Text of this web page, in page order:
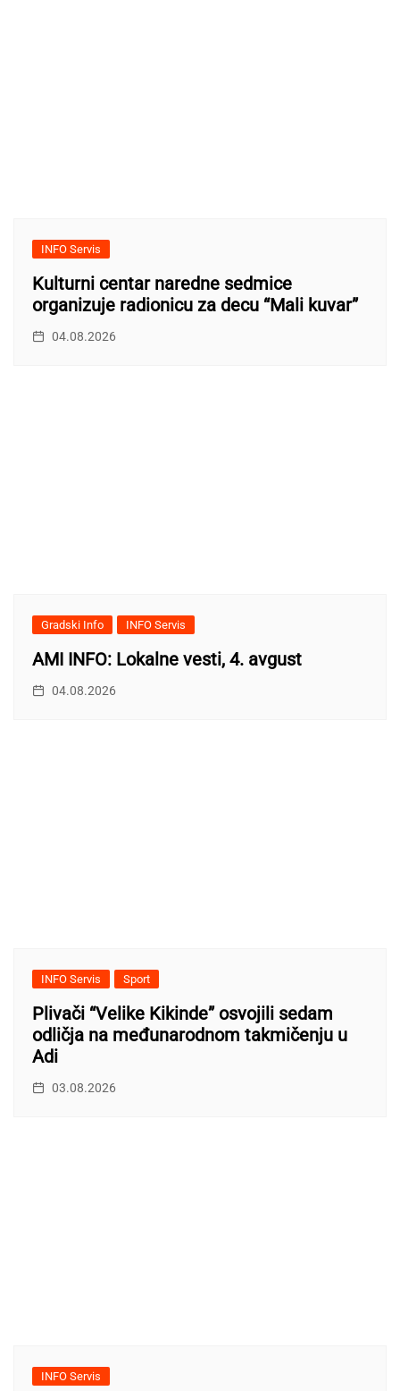
INFO Servis
Kulturni centar naredne sedmice
organizuje radionicu za decu “Mali kuvar”
04.08.2026
Gradski Info INFO Servis
AMI INFO: Lokalne vesti, 4. avgust
04.08.2026
INFO Servis Sport
Plivači “Velike Kikinde” osvojili sedam
odličja na međunarodnom takmičenju u
Adi
03.08.2026
INFO Servis